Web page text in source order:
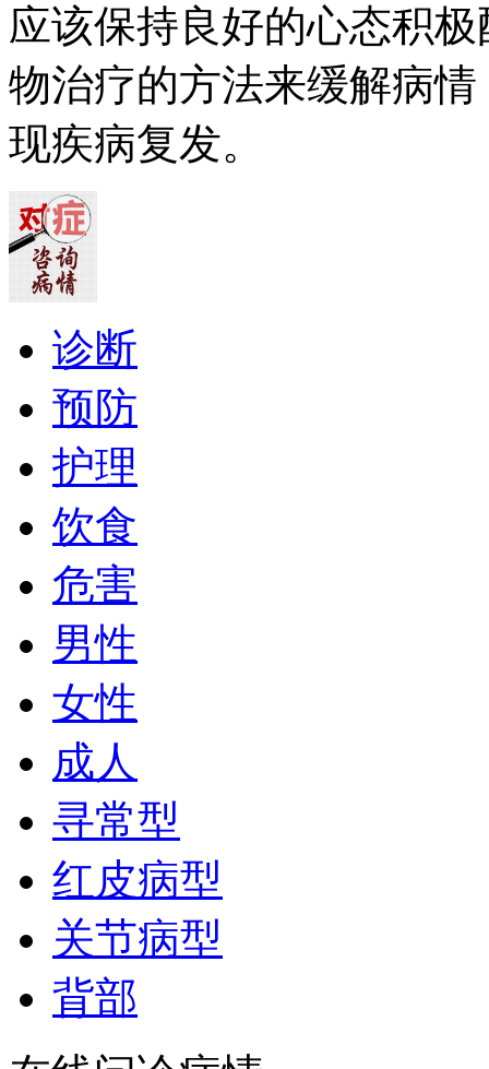
应该保持良好的心态积
物治疗的方法来缓解病
现疾病复发。
诊断
预防
护理
饮食
危害
男性
女性
成人
寻常型
红皮病型
关节病型
背部